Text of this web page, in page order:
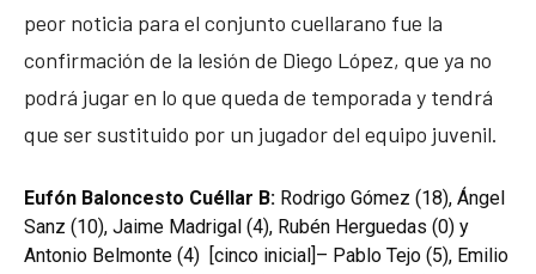
peor noticia para el conjunto cuellarano fue la
confirmación de la lesión de Diego López, que ya no
podrá jugar en lo que queda de temporada y tendrá
que ser sustituido por un jugador del equipo juvenil.
Eufón Baloncesto Cuéllar B: Rodrigo Gómez (18), Ángel
Sanz (10), Jaime Madrigal (4), Rubén Herguedas (0) y
Antonio Belmonte (4) [cinco inicial]– Pablo Tejo (5), Emilio